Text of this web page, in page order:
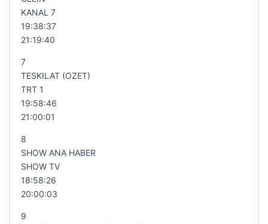
KANAL 7
19:38:37
21:19:40
7
TESKILAT (OZET)
TRT 1
19:58:46
21:00:01
8
SHOW ANA HABER
SHOW TV
18:58:26
20:00:03
9